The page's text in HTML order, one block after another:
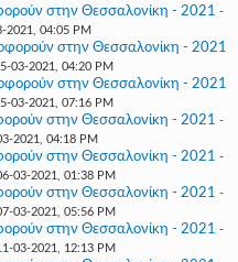
στην Θεσσαλονίκη - 2021 -
2021, 04:05 PM
στην Θεσσαλονίκη - 2021
03-2021, 04:20 PM
στην Θεσσαλονίκη - 2021
03-2021, 07:16 PM
στην Θεσσαλονίκη - 2021 -
2021, 04:18 PM
στην Θεσσαλονίκη - 2021 -
03-2021, 01:38 PM
στην Θεσσαλονίκη - 2021 -
03-2021, 05:56 PM
στην Θεσσαλονίκη - 2021 -
03-2021, 12:13 PM